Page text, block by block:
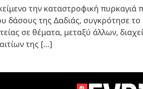
την καταστροφική
της Δαδιάς, συγκρότησε το
σε θέματα, μεταξύ άλλων,
της […]